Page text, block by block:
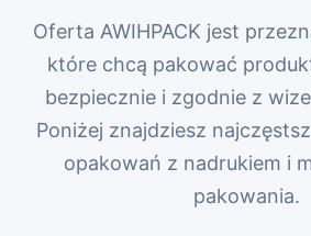
Oferta AWIHPACK jest
które chcą pakować
bezpiecznie i zgodnie z
Poniżej znajdziesz
opakowań z nadrukiem i
pakowania.